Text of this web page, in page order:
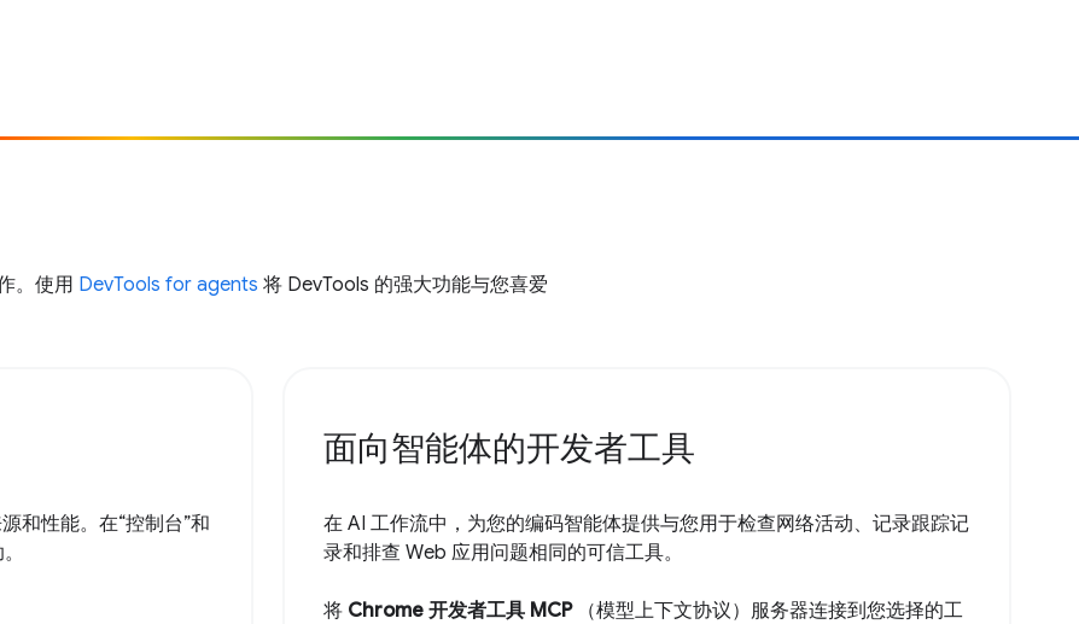
。使用 DevTools for agents 将 DevTools 的强大功能与您喜爱
和性能。在“控制台”和
面向智能体的开发者工具
在 AI 工作流中，为您的编码智能体提供与您用于检查网络活动、记录跟踪记
录和排查 Web 应用问题相同的可信工具。
将 Chrome 开发者工具 MCP（模型上下文协议）服务器连接到您选择的工